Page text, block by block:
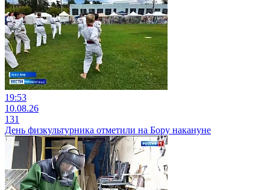
19:53
10.08.26
131
День физкультурника отметили на Бору накануне